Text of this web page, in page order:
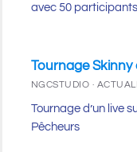
avec 50
Tournage Skinny
NGCSTUDIO ·
Tournage d’un live
Pêcheurs